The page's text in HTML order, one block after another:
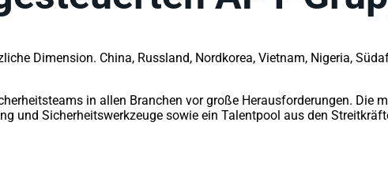
Dimension. China, Russland, Nordkorea, Vietnam, Nigeria,
in allen Branchen vor große Herausforderungen. Die
Sicherheitswerkzeuge sowie ein Talentpool aus den